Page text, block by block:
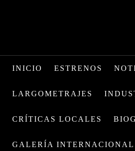
INICIO ESTRENOS
LARGOMETRAJES
CRÍTICAS LOCALES
GALERÍA INTERNACIONAL